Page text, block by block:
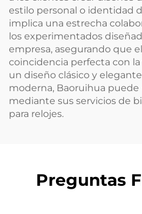
estilo personal o identidad
implica una estrecha
los experimentados
empresa, asegurando que
coincidencia perfecta con la
un diseño clásico y
moderna, Baoruihua puede
mediante sus servicios de
para relojes.
Preguntas